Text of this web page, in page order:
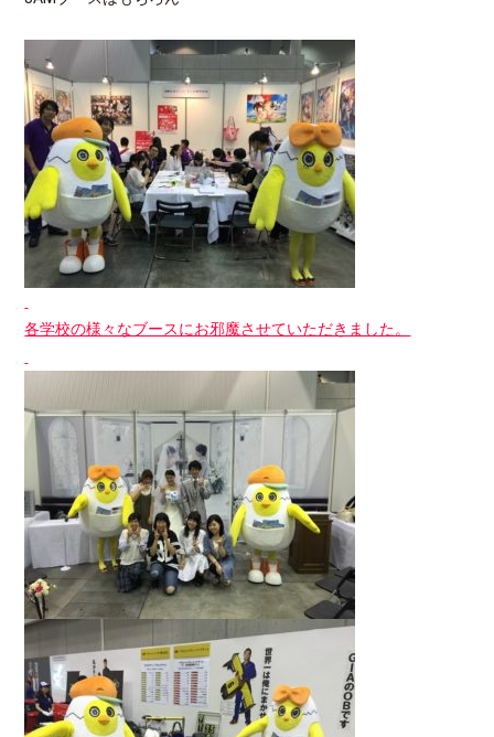
各学校の様々なブースにお邪魔させていただきました。